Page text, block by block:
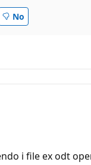
No
i file ex odt